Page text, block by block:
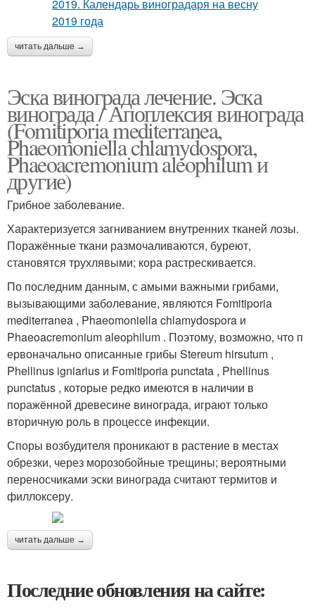
читать дальше →
Эска винограда лечение. Эска
винограда / Апоплексия винограда
(Fomitiporia mediterranea,
Phaeomoniella chlamydospora,
Phaeoacremonium aleophilum и
другие)
Грибное заболевание.
Характеризуется загниванием внутренних тканей лозы.
Поражённые ткани размочаливаются, буреют,
становятся трухлявыми; кора растрескивается.
По последним данным, с амыми важными грибами,
вызывающими заболевание, являются Fomitiporia
mediterranea , Phaeomoniella chlamydospora и
Phaeoacremonium aleophilum . Поэтому, возможно, что п
ервоначально описанные грибы Stereum hirsutum ,
Phellinus igniarius и Fomitiporia punctata , Phellinus
punctatus , которые редко имеются в наличии в
поражённой древесине винограда, играют только
вторичную роль в процессе инфекции.
Споры возбудителя проникают в растение в местах
обрезки, через морозобойные трещины; вероятными
переносчиками эски винограда считают термитов и
филлоксеру.
читать дальше →
Последние обновления на сайте: